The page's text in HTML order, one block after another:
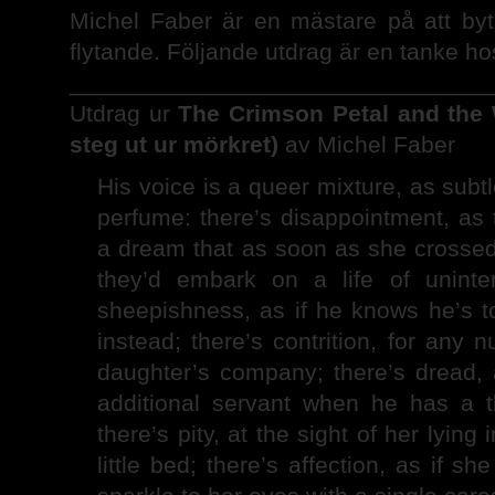
Michel Faber är en mästare på att
flytande. Följande utdrag är en tanke
Utdrag urThe Crimson Petal and the
steg ut ur mörkret) av Michel Faber
His voice is a queer mixture, as
perfume: there’s disappointment,
a dream that as soon as she
they’d embark on a life of
sheepishness, as if he knows he’s
instead; there’s contrition, for any
daughter’s company; there’s
additional servant when he has a
there’s pity, at the sight of her lying
little bed; there’s affection, as if